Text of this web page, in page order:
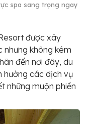
spa sang trọng ngay
được xây
không kém
đến nơi đây, du
hưởng các dịch vụ
những muộn phiền